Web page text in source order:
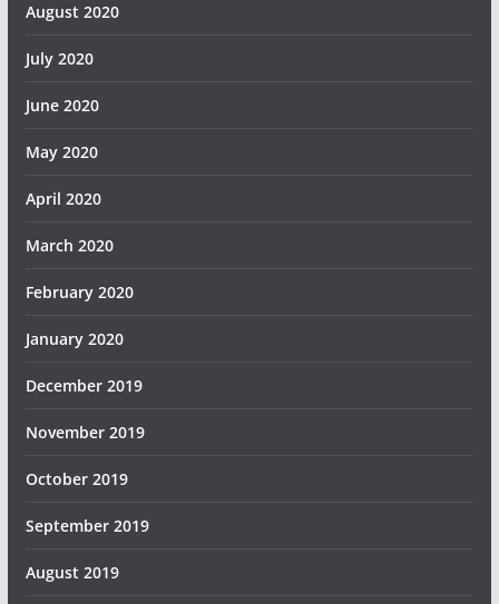
August 2020
July 2020
June 2020
May 2020
April 2020
March 2020
February 2020
January 2020
December 2019
November 2019
October 2019
September 2019
August 2019